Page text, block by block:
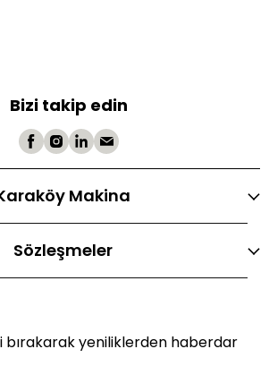
Bizi takip edin
Makina
Sözleşmeler
bırakarak yeniliklerden haberdar